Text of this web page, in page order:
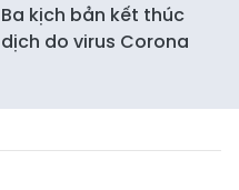
Ba kịch bản kết thúc
dịch do virus Corona